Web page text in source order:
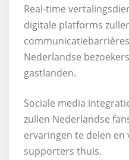
Real-time
digitale platforms
Nederlandse
gastlanden.
Sociale media
zullen Nederlandse
ervaringen te delen
supporters thuis.